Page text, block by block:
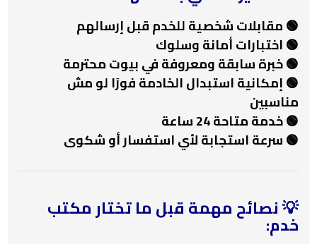
🟢 مقابلات شخصية للخدم قبل إرسالهم
🟢 اختبارات أمانة وسلوك
🟢 خبرة سابقة ومعروفة في بيوت محترمة
🟢 إمكانية استبدال الخادمة فورًا لو مش
مناسبين
🟢 خدمة متاحة 24 ساعة
🟢 سرعة استجابة لأي استفسار أو شكوى
💡 نصائح مهمة قبل ما تختار مكتب
خدم: